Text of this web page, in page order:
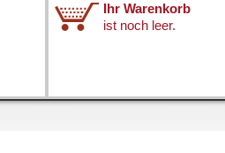
Ihr Warenkorb
ist noch leer.